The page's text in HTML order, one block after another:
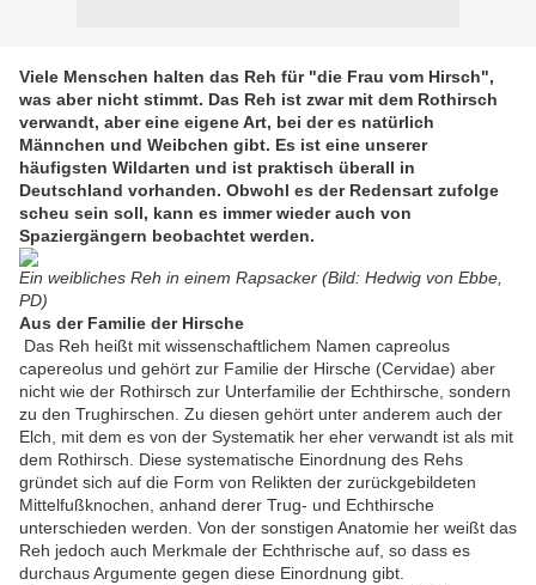
Viele Menschen halten das Reh für "die Frau vom Hirsch",
was aber nicht stimmt. Das Reh ist zwar mit dem Rothirsch
verwandt, aber eine eigene Art, bei der es natürlich
Männchen und Weibchen gibt. Es ist eine unserer
häufigsten Wildarten und ist praktisch überall in
Deutschland vorhanden. Obwohl es der Redensart zufolge
scheu sein soll, kann es immer wieder auch von
Spaziergängern beobachtet werden.
Ein weibliches Reh in einem Rapsacker (Bild: Hedwig von Ebbe,
PD)
Aus der Familie der Hirsche
Das Reh heißt mit wissenschaftlichem Namen capreolus
capereolus und gehört zur Familie der Hirsche (Cervidae) aber
nicht wie der Rothirsch zur Unterfamilie der Echthirsche, sondern
zu den Trughirschen. Zu diesen gehört unter anderem auch der
Elch, mit dem es von der Systematik her eher verwandt ist als mit
dem Rothirsch. Diese systematische Einordnung des Rehs
gründet sich auf die Form von Relikten der zurückgebildeten
Mittelfußknochen, anhand derer Trug- und Echthirsche
unterschieden werden. Von der sonstigen Anatomie her weißt das
Reh jedoch auch Merkmale der Echthrische auf, so dass es
durchaus Argumente gegen diese Einordnung gibt.